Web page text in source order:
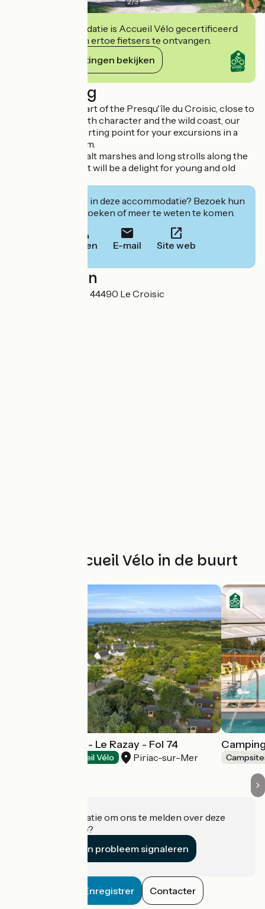
Deze accommodatie is Accueil Vélo gecertificeerd
en verbindt zich ertoe fietsers te ontvangen.
Haar verplichtingen bekijken
Beschrijving
Situated in the heart of the Presqu'île du Croisic, close to
a small harbour with character and the wild coast, our
land will be the starting point for your excursions in a
region full of charm.
Discovering the salt marshes and long strolls along the
quays and seafront will be a delight for young and old
Geïnteresseerd in deze accommodatie? Bezoek hun
website om te boeken of meer te weten te komen.
Bellen E-mail Site web
Localisation
Rue Henri Dunant 44490 Le Croisic
Andere Accueil Vélo in de buurt
Fermé en 2026 - Le Razay - Fol 74
Accueil Vélo Piriac-sur-Mer
Heeft u informatie om ons te melden over deze
accommodatie?
Een probleem signaleren
Enregistrer Contacter